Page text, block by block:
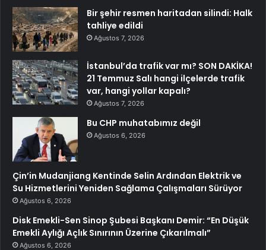
Bir şehir resmen haritadan silindi: Halk
tahliye edildi
Ağustos 7, 2026
İstanbul’da trafik var mı? SON DAKİKA!
21 Temmuz Salı hangi ilçelerde trafik
var, hangi yollar kapalı?
Ağustos 7, 2026
Bu CHP muhatabımız değil
Ağustos 6, 2026
Çin’in Mudanjiang Kentinde Selin Ardından Elektrik ve
Su Hizmetlerini Yeniden Sağlama Çalışmaları Sürüyor
Ağustos 6, 2026
Disk Emekli-Sen Sinop Şubesi Başkanı Demir: “En Düşük
Emekli Aylığı Açlık Sınırının Üzerine Çıkarılmalı”
Ağustos 6, 2026